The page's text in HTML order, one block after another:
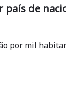
de
por mil